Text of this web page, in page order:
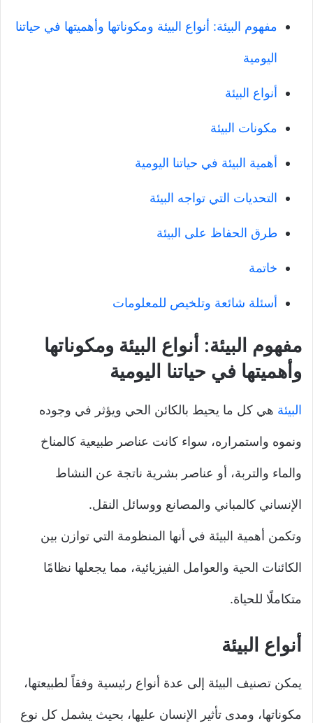
مفهوم البيئة: أنواع البيئة ومكوناتها وأهميتها في حياتنا
اليومية
أنواع البيئة
مكونات البيئة
أهمية البيئة في حياتنا اليومية
التحديات التي تواجه البيئة
طرق الحفاظ على البيئة
خاتمة
أسئلة شائعة وتلخيص للمعلومات
مفهوم البيئة: أنواع البيئة ومكوناتها
وأهميتها في حياتنا اليومية
البيئة هي كل ما يحيط بالكائن الحي ويؤثر في وجوده
ونموه واستمراره، سواء كانت عناصر طبيعية كالمناخ
والماء والتربة، أو عناصر بشرية ناتجة عن النشاط
الإنساني كالمباني والمصانع ووسائل النقل.
وتكمن أهمية البيئة في أنها المنظومة التي توازن بين
الكائنات الحية والعوامل الفيزيائية، مما يجعلها نظامًا
متكاملًا للحياة.
أنواع البيئة
يمكن تصنيف البيئة إلى عدة أنواع رئيسية وفقاً لطبيعتها،
مكوناتها، ومدى تأثير الإنسان عليها، بحيث يشمل كل نوع